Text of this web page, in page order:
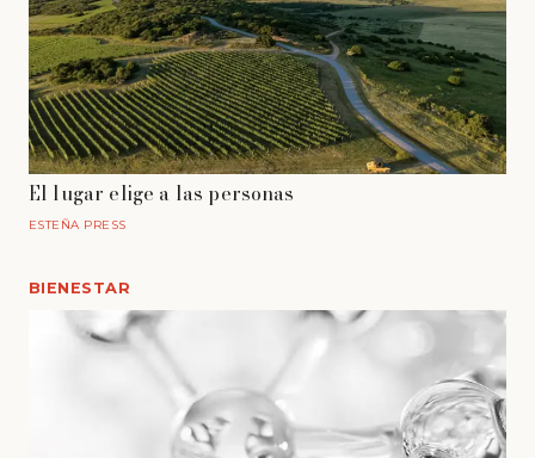
El lugar elige a las personas
ESTEÑA PRESS
BIENESTAR